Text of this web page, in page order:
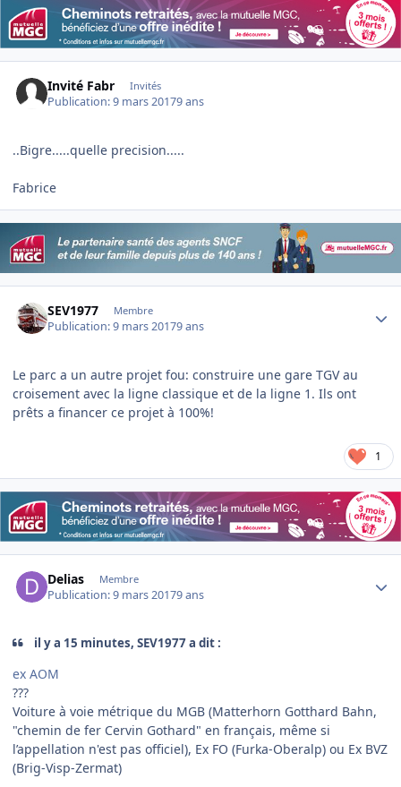
Invité Fabr Invités
Publication:9 mars 20179 ans
..Bigre.....quelle precision.....
Fabrice
SEV1977 Membre
Publication:9 mars 20179 ans
Le parc a un autre projet fou: construire une gare TGV au
croisement avec la ligne classique et de la ligne 1. Ils ont
prêts a financer ce projet à 100%!
1
Delias Membre
Publication:9 mars 20179 ans
il y a 15 minutes, SEV1977 a dit :
ex AOM
???
Voiture à voie métrique du MGB (Matterhorn Gotthard Bahn,
"chemin de fer Cervin Gothard" en français, même si
l’appellation n'est pas officiel), Ex FO (Furka-Oberalp) ou Ex BVZ
(Brig-Visp-Zermat)